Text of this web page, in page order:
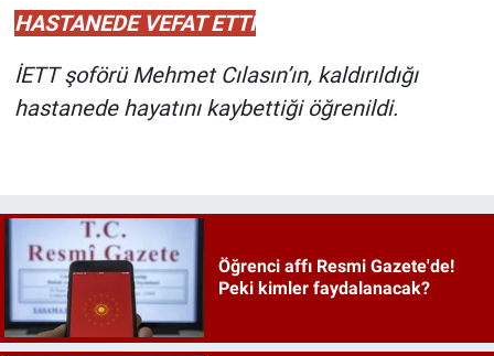
HASTANEDE VEFAT ETTİ
İETT şoförü Mehmet Cılasın’ın, kaldırıldığı
hastanede hayatını kaybettiği öğrenildi.
Öğrenci affı Resmi Gazete'de!
Peki kimler faydalanacak?